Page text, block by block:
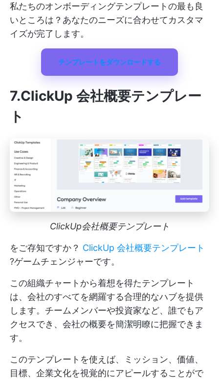
私たちのオンボーディングテンプレートの最も良
いところは？あなたのニーズに合わせてカスタマ
イズが完了します。
テンプレートをダウンロードする
7.ClickUp 会社概要テンプレー
ト
ClickUp会社概要テンプレート
をご存知ですか？ ClickUp 会社概要テンプレート
?ゲームチェンジャーです。
この組織チャートから着想を得たテンプレート
は、会社のすべてを網羅する合理的なハブを提供
します。チームメンバーや投資家など、誰でもア
クセスでき、会社の概要を簡潔明瞭に把握できま
す。
このテンプレートを使えば、ミッション、価値、
目標、企業文化を視覚的にアピールすることがで